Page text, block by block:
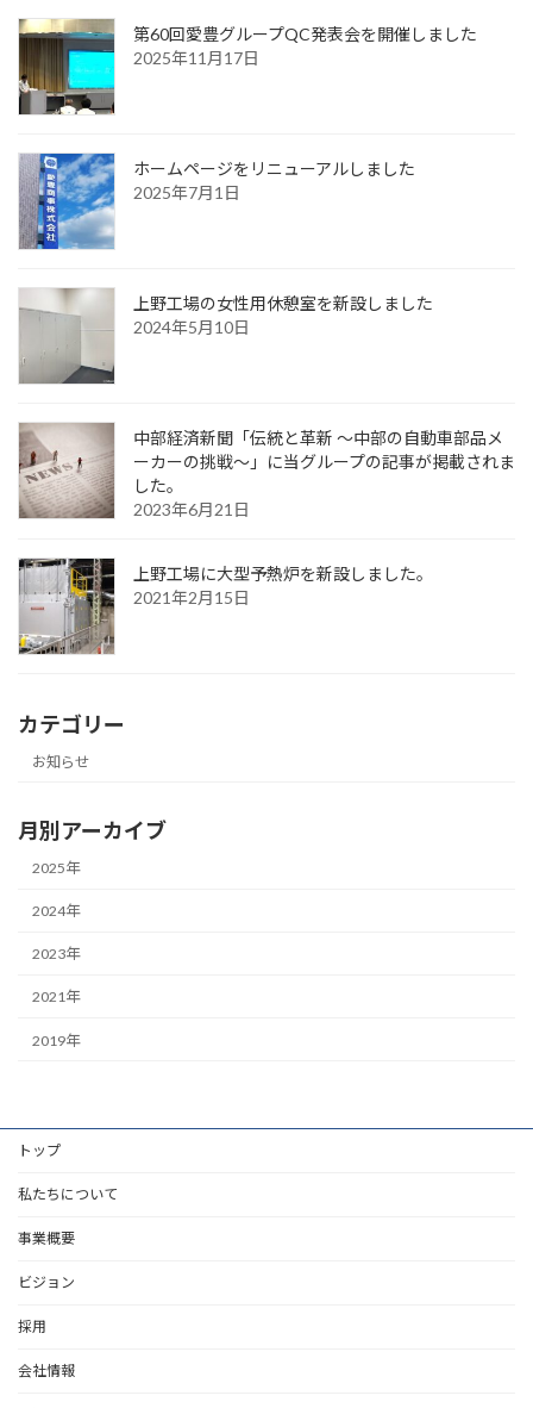
第60回愛豊グループQC発表会を開催しました
2025年11月17日
ホームページをリニューアルしました
2025年7月1日
上野工場の女性用休憩室を新設しました
2024年5月10日
中部経済新聞「伝統と革新 〜中部の自動車部品メ
ーカーの挑戦〜」に当グループの記事が掲載されま
した。
2023年6月21日
上野工場に大型予熱炉を新設しました。
2021年2月15日
カテゴリー
お知らせ
月別アーカイブ
2025年
2024年
2023年
2021年
2019年
トップ
私たちについて
事業概要
ビジョン
採用
会社情報